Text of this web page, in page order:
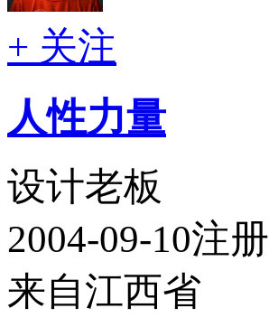
+ 关注
人性力量
设计老板
2004-09-10注册
来自江西省